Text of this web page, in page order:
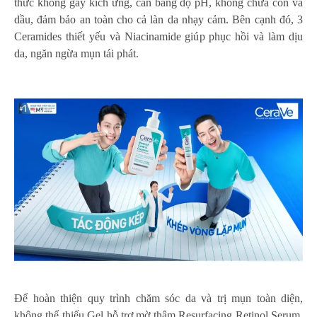
dầu, đảm bảo an toàn cho cả làn da nhạy cảm. Bên cạnh đó, 3
Ceramides thiết yếu và Niacinamide giúp phục hồi và làm dịu
da, ngăn ngừa mụn tái phát.
Để hoàn thiện quy trình chăm sóc da và trị mụn toàn diện,